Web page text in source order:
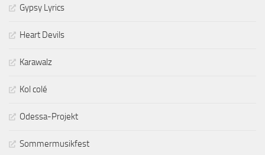
Gypsy Lyrics
Heart Devils
Karawalz
Kol colé
Odessa-Projekt
Sommermusikfest